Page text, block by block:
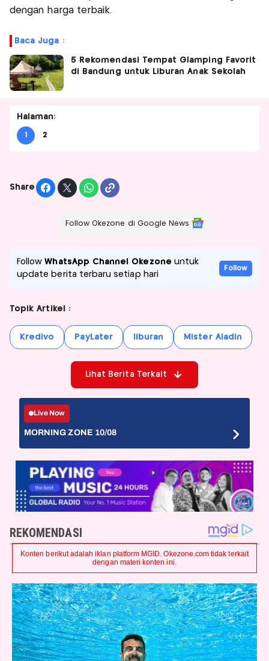
dengan harga terbaik.
Baca Juga :
5 Rekomendasi Tempat Glamping Favorit
di Bandung untuk Liburan Anak Sekolah
Halaman:
1 2
Share
Follow Okezone di Google News
FollowWhatsApp Channel Okezone untuk
update berita terbaru setiap hari
Follow
Topik Artikel :
Kredivo PayLater liburan Mister Aladin
Lihat Berita Terkait
Live Now
MORNING ZONE 10/08